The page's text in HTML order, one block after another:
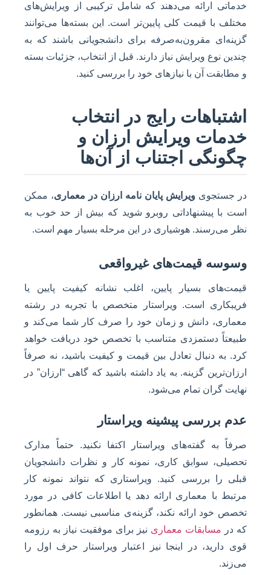
خدماتی ارائه می‌دهند که شامل ترکیبی از ویرایش‌های
مختلف با قیمت کلی پایین‌تر است. این بسته‌ها می‌توانند
گزینه‌ای مقرون‌به‌صرفه برای دانشجویانی باشند که به
چندین نوع ویرایش نیاز دارند. قبل از انتخاب، جزئیات بسته
و مطابقت آن با نیازهای خود را بررسی کنید.
اشتباهات رایج در انتخاب
خدمات ویرایش ارزان و
چگونگی اجتناب از آن‌ها
در جستجوی ویرایش پایان نامه ارزان در معماری، ممکن
است با پیشنهاداتی روبرو شوید که بیش از حد خوب به
نظر می‌رسند. هوشیاری در این مرحله بسیار مهم است.
وسوسه قیمت‌های غیرواقعی
قیمت‌های بسیار پایین، اغلب نشانه کیفیت پایین یا
فریبکاری است. ویراستار متخصص با تجربه در رشته
معماری، دانش و زمان خود را صرف کار شما می‌کند و
طبیعتاً دستمزدی متناسب با تخصص خود دریافت خواهد
کرد. به دنبال تعادل بین قیمت و کیفیت باشید، نه صرفاً
ارزان‌ترین گزینه. به یاد داشته باشید که گاهی “ارزان” در
نهایت گران تمام می‌شود.
عدم بررسی پیشینه ویراستار
صرفاً به گفته‌های ویراستار اکتفا نکنید. حتماً مدارک
تحصیلی، سوابق کاری، نمونه کار و نظرات دانشجویان
قبلی را بررسی کنید. ویراستاری که نتواند نمونه کار
مرتبط با معماری ارائه دهد یا اطلاعات کافی در مورد
تخصص خود ارائه نکند، گزینه‌ی مناسبی نیست. همانطور
که در مسابقات معماری نیز برای موفقیت نیاز به رزومه
قوی دارید، در اینجا نیز اعتبار ویراستار حرف اول را
می‌زند.